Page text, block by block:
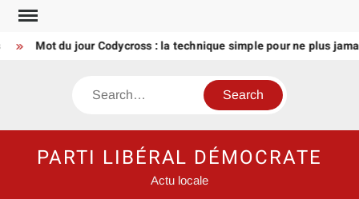
Skip
contentMot du jour Codycross : la technique simple pour ne plus
Search
PARTI LIBÉRAL DÉMOCRATE
Actu locale